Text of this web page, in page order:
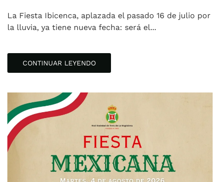
La Fiesta Ibicenca, aplazada el pasado 16 de julio por
la lluvia, ya tiene nueva fecha: será el...
CONTINUAR LEYENDO